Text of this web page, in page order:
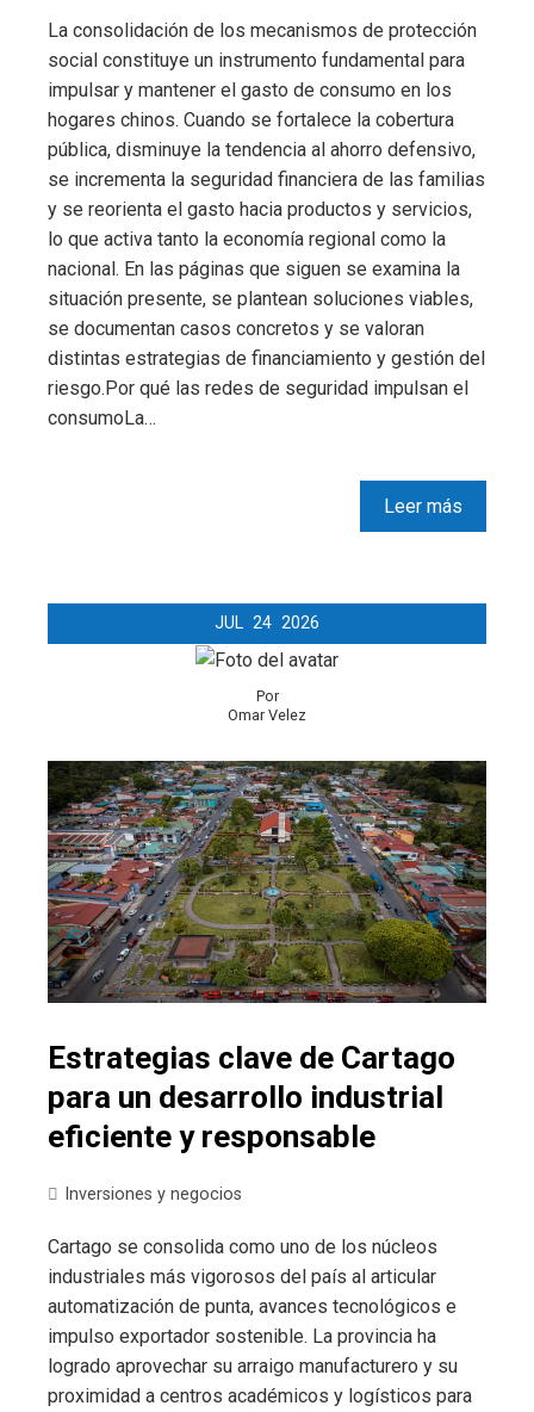
La consolidación de los mecanismos de protección
social constituye un instrumento fundamental para
impulsar y mantener el gasto de consumo en los
hogares chinos. Cuando se fortalece la cobertura
pública, disminuye la tendencia al ahorro defensivo,
se incrementa la seguridad financiera de las familias
y se reorienta el gasto hacia productos y servicios,
lo que activa tanto la economía regional como la
nacional. En las páginas que siguen se examina la
situación presente, se plantean soluciones viables,
se documentan casos concretos y se valoran
distintas estrategias de financiamiento y gestión del
riesgo.Por qué las redes de seguridad impulsan el
consumoLa…
Leer más
JUL 24 2026
Por
Omar Velez
Estrategias clave de Cartago
para un desarrollo industrial
eficiente y responsable
Inversiones y negocios
Cartago se consolida como uno de los núcleos
industriales más vigorosos del país al articular
automatización de punta, avances tecnológicos e
impulso exportador sostenible. La provincia ha
logrado aprovechar su arraigo manufacturero y su
proximidad a centros académicos y logísticos para